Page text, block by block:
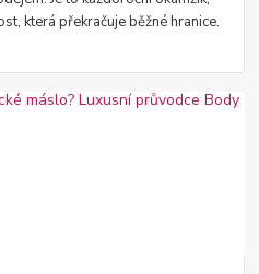
která překračuje běžné hranice.